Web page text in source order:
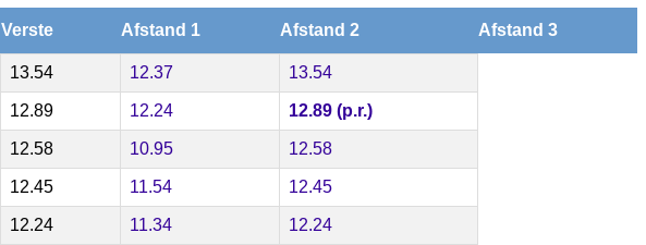
Verste Afstand 1 Afstand 2 Afstand 3
13.54 12.37 13.54
12.89 12.24 12.89 (p.r.)
12.58 10.95 12.58
12.45 11.54 12.45
12.24 11.34 12.24